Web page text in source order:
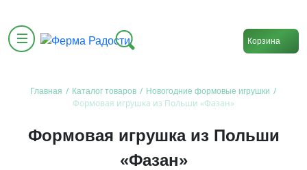
Корзина
Главная / Каталог товаров / Новогодние формовые игрушки /
Формовая игрушка из Польши «Фазан»
Формовая игрушка из Польши
«Фазан»